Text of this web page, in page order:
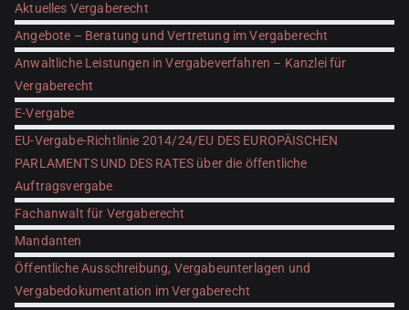
Aktuelles Vergaberecht
Angebote – Beratung und Vertretung im Vergaberecht
Anwaltliche Leistungen in Vergabeverfahren – Kanzlei für
Vergaberecht
E-Vergabe
EU-Vergabe-Richtlinie 2014/24/EU DES EUROPÄISCHEN
PARLAMENTS UND DES RATES über die öffentliche
Auftragsvergabe
Fachanwalt für Vergaberecht
Mandanten
Öffentliche Ausschreibung, Vergabeunterlagen und
Vergabedokumentation im Vergaberecht